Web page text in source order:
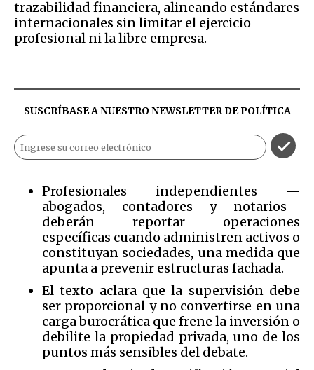
trazabilidad financiera, alineando estándares
internacionales sin limitar el ejercicio
profesional ni la libre empresa.
SUSCRÍBASE A NUESTRO NEWSLETTER DEPOLÍTICA
Profesionales independientes —
abogados, contadores y notarios—
deberán reportar operaciones
específicas cuando administren activos o
constituyan sociedades, una medida que
apunta a prevenir estructuras fachada.
El texto aclara que la supervisión debe
ser proporcional y no convertirse en una
carga burocrática que frene la inversión o
debilite la propiedad privada, uno de los
puntos más sensibles del debate.